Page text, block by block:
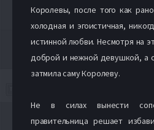
Королевы, после того как
холодная и эгоистичная,
истинной любви. Несмотря на
доброй и нежной девушкой, а
затмила саму Королеву.
Не в силах вынести
правительница решает